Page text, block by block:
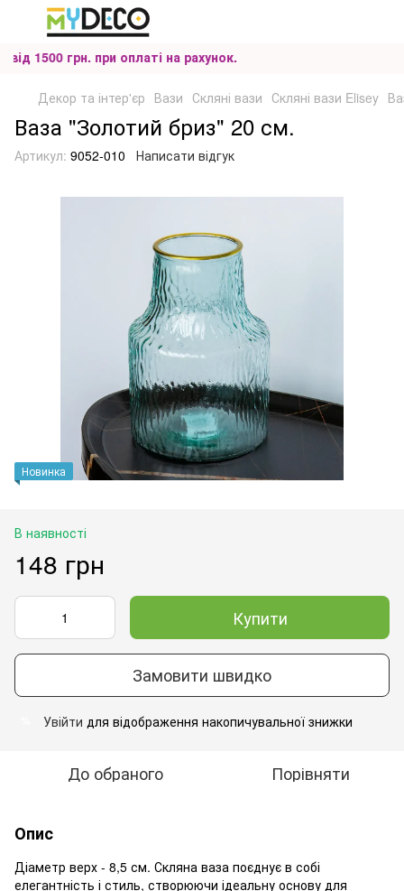
1500 грн. при оплаті на рахунок.
Декор та інтер'єр Вази Скляні вази Скляні вази Elisey
Ваза "Золотий бриз" 20 см.
Артикул: 9052-010 Написати відгук
Новинка
В наявності
148 грн
Купити
Замовити швидко
Увійти для відображення накопичувальної знижки
До обраного Порівняти
Опис
Діаметр верх - 8,5 см. Скляна ваза поєднує в собі
елегантність і стиль, створюючи ідеальну основу для